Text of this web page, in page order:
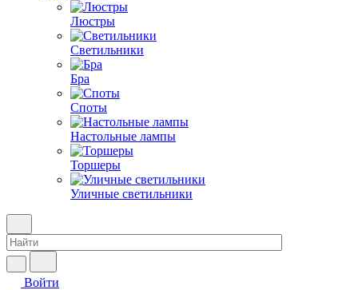
Люстры
Светильники
Бра
Споты
Настольные лампы
Торшеры
Уличные светильники
Войти